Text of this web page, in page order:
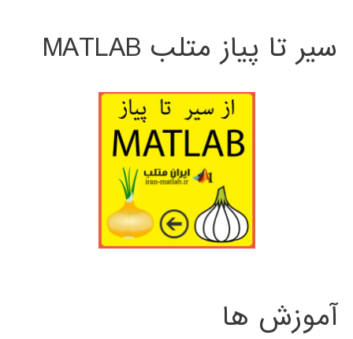
سیر تا پیاز متلب MATLAB
آموزش ها